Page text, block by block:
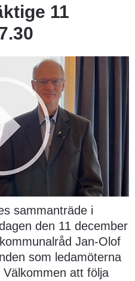
11
sammanträde i
den 11 december
Jan-Olof
som ledamöterna
att följa